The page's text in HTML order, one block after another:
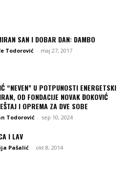
SAN I DOBAR DAN: DAMBO
Todorović - maj 27, 2017
“NEVEN” U POTPUNOSTI ENERGETSKI
OD FONDACIJE NOVAK ĐOKOVIĆ
I OPREMA ZA DVE SOBE
Todorović - sep 10, 2024
I LAV
Pašalić - okt 8, 2014